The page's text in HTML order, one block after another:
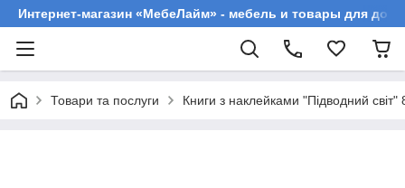
Интернет-магазин «МебеЛайм» - мебель и товары для
Товари та послуги Книги з наклейками "Підводний світ"